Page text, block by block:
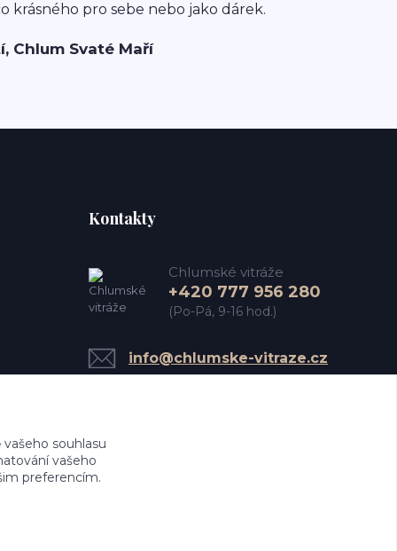
krásného pro sebe nebo jako dárek.
Chlum Svaté Maří
Kontakty
Chlumské vitráže
+420 777 956 280
(Po-Pá, 9-16 hod.)
info@chlumske-vitraze.cz
souhlasu
vašeho
preferencím.